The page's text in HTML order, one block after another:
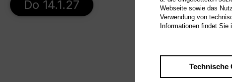
Do 14.1.27
Webseite sowie das
Verwendung von
Informationen findet Sie
Technische